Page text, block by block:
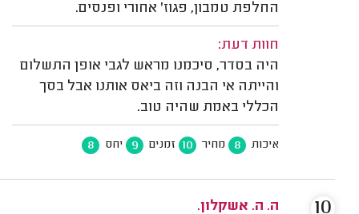
החלפת טמבון, פגוז' אחורי ופנסים.
חוות דעת:
היה בסדר, סיכמנו מראש לגבי אופן התשלום
והייתה אי הבנה וזה ביאס אותנו אבל בסך
הכללי באמת שהיה טוב.
איכות 8 מחיר 10 זמנים 9 יחס 8
ה. ה. אשקלון.
10